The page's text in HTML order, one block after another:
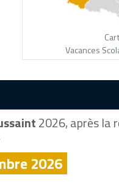
Vacances
2026, après la
2026